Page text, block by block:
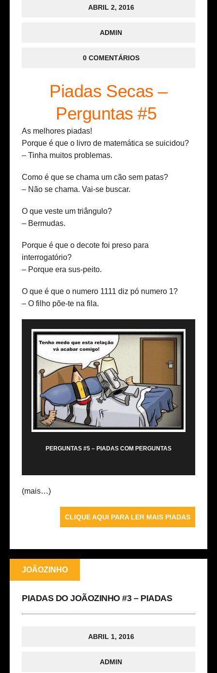
ABRIL 2, 2016
ADMIN
0 COMENTÁRIOS
Piadas Secas –
Perguntas #5
As melhores piadas!
Porque é que o livro de matemática se suicidou?
– Tinha muitos problemas.
Como é que se chama um cão sem patas?
– Não se chama. Vai-se buscar.
O que veste um triângulo?
– Bermudas.
Porque é que o decote foi preso para
interrogatório?
– Porque era sus-peito.
O que é que o numero 1111 diz pó numero 1?
– O filho põe-te na fila.
PERGUNTAS #5 – PIADAS COM PERGUNTAS
(mais…)
CLIQUE AQUI PARA LER MAIS PIADAS
JOÃOZINHO
PIADAS DO JOÃOZINHO #3 – PIADAS
ABRIL 1, 2016
ADMIN